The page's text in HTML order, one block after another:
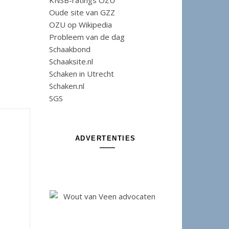
Oude site van GZZ
OZU op Wikipedia
Probleem van de dag
Schaakbond
Schaaksite.nl
Schaken in Utrecht
Schaken.nl
SGS
ADVERTENTIES